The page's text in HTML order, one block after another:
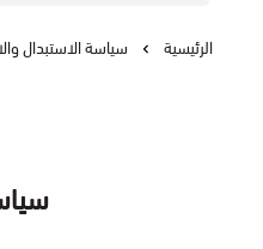
الرئيسية سياسة الاستبدال